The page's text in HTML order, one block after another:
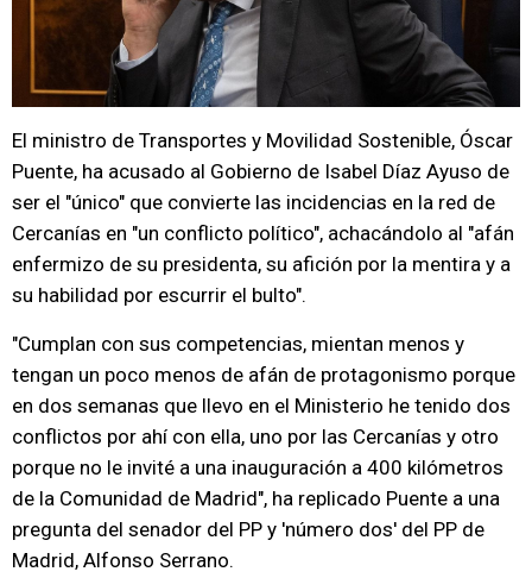
El ministro de Transportes y Movilidad Sostenible, Óscar
Puente, ha acusado al Gobierno de Isabel Díaz Ayuso de
ser el "único" que convierte las incidencias en la red de
Cercanías en "un conflicto político", achacándolo al "afán
enfermizo de su presidenta, su afición por la mentira y a
su habilidad por escurrir el bulto".
"Cumplan con sus competencias, mientan menos y
tengan un poco menos de afán de protagonismo porque
en dos semanas que llevo en el Ministerio he tenido dos
conflictos por ahí con ella, uno por las Cercanías y otro
porque no le invité a una inauguración a 400 kilómetros
de la Comunidad de Madrid", ha replicado Puente a una
pregunta del senador del PP y 'número dos' del PP de
Madrid, Alfonso Serrano.